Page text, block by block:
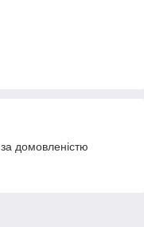
домовленістю